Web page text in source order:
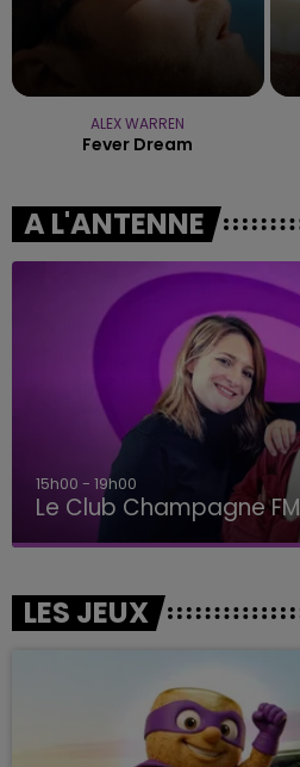
ALEX WARREN
Fever Dream
A L'ANTENNE
15h00 - 19h00
Le Club Champagne FM
LES JEUX